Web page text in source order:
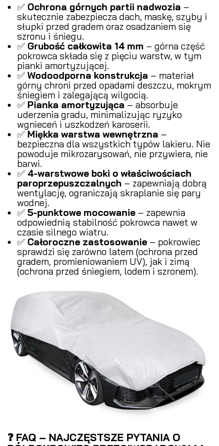
✅ Ochrona górnych partii nadwozia –
skutecznie zabezpiecza dach, maskę, szyby i
słupki przed gradem oraz osadzaniem się
szronu i śniegu.
✅ Grubość całkowita 14 mm – górna część
pokrowca składa się z pięciu warstw, w tym
pianki amortyzującej.
✅ Wodoodporna konstrukcja – materiał
górny chroni przed opadami deszczu, mokrym
śniegiem i zalegającą wilgocią.
✅ Pianka amortyzująca – absorbuje
uderzenia gradu, minimalizując ryzyko
wgnieceń i uszkodzeń karoserii.
✅ Miękka warstwa wewnętrzna –
bezpieczna dla wszystkich typów lakieru. Nie
powoduje mikrozarysowań, nie przywiera, nie
barwi.
✅ 4-warstwowe boki o właściwościach
paroprzepuszczalnych – zapewniają dobrą
wentylację, ograniczają skraplanie się pary
wodnej.
✅ 5-punktowe mocowanie – zapewnia
odpowiednią stabilność pokrowca nawet w
czasie silnego wiatru.
✅ Całoroczne zastosowanie – pokrowiec
sprawdzi się zarówno latem (ochrona przed
gradem, promieniowaniem UV), jak i zimą
(ochrona przed śniegiem, lodem i szronem).
❓ FAQ – NAJCZĘSTSZE PYTANIA O